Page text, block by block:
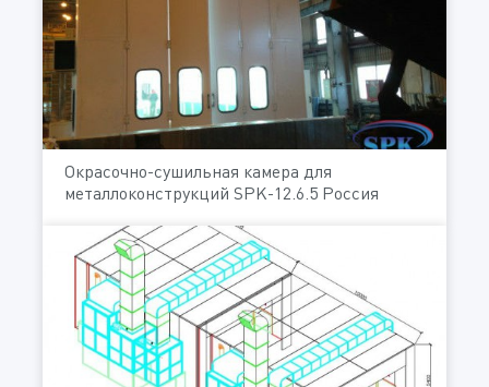
Окрасочно-сушильная камера для
металлоконструкций SPK-12.6.5 Россия